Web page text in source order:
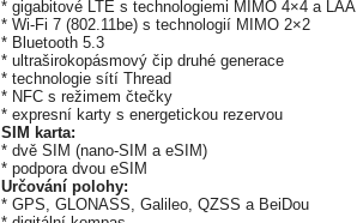
* gigabitové LTE s technologiemi MIMO 4×4 a LAA
* Wi-Fi 7 (802.11be) s technologií MIMO 2×2
* Bluetooth 5.3
* ultraširokopásmový čip druhé generace
* technologie sítí Thread
* NFC s režimem čtečky
* expresní karty s energetickou rezervou
SIM karta:
* dvě SIM (nano-SIM a eSIM)
* podpora dvou eSIM
Určování polohy:
* GPS, GLONASS, Galileo, QZSS a BeiDou